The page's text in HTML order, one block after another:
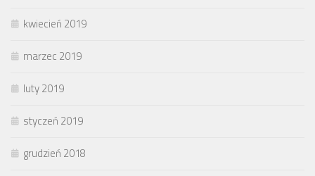
kwiecień 2019
marzec 2019
luty 2019
styczeń 2019
grudzień 2018